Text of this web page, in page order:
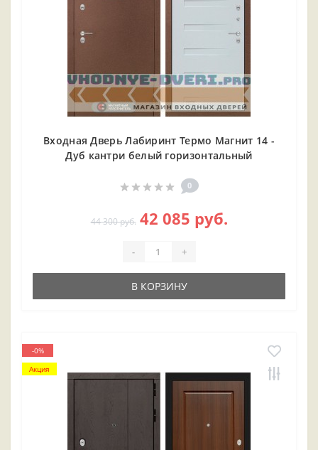
Входная Дверь Лабиринт Термо Магнит 14 -
Дуб кантри белый горизонтальный
0
44 300 руб. 42 085 руб.
- +
В КОРЗИНУ
-0%
Акция